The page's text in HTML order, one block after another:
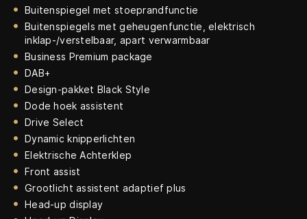
Buitenspiegel met stoeprandfunctie
Buitenspiegels met geheugenfunctie, elektrisch
inklap-/verstelbaar, apart verwarmbaar
Business Premium package
DAB+
Design-pakket Black Style
Dode hoek assistent
Drive Select
Dynamic knipperlichten
Elektrische Achterklep
Front assist
Grootlicht assistent adaptief plus
Head-up display